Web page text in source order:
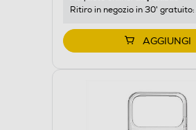
Ritiro in negozio in 30' gratuito:
AGGIUNGI